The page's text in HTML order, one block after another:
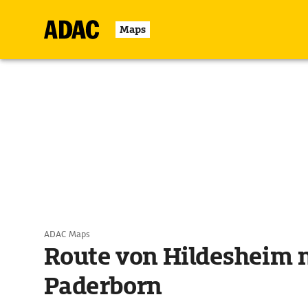
Maps
ADAC Maps
Route von Hildesheim
Paderborn